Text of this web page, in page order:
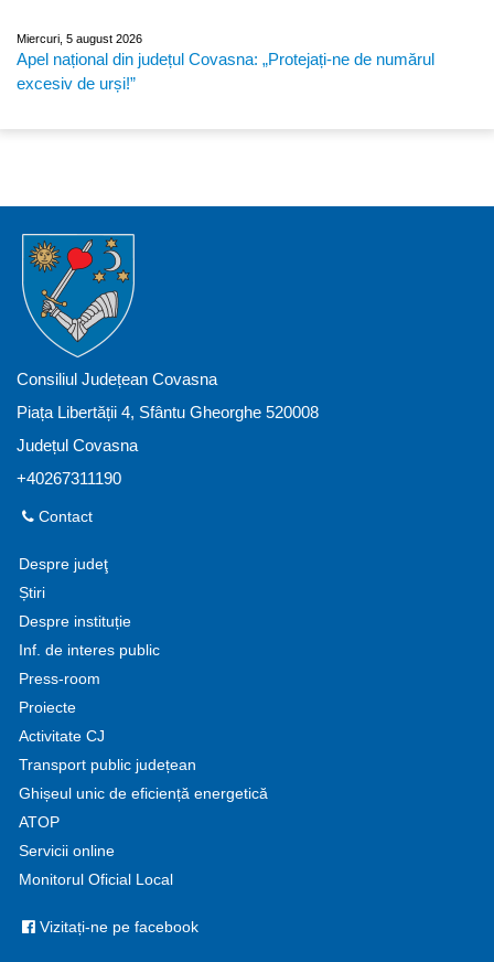
Miercuri, 5 august 2026
Apel național din județul Covasna: „Protejați-ne de numărul
excesiv de urși!”
Consiliul Județean Covasna
Piața Libertății 4, Sfântu Gheorghe 520008
Județul Covasna
+40267311190
Contact
Despre judeţ
Știri
Despre instituție
Inf. de interes public
Press-room
Proiecte
Activitate CJ
Transport public județean
Ghișeul unic de eficiență energetică
ATOP
Servicii online
Monitorul Oficial Local
Vizitați-ne pe facebook